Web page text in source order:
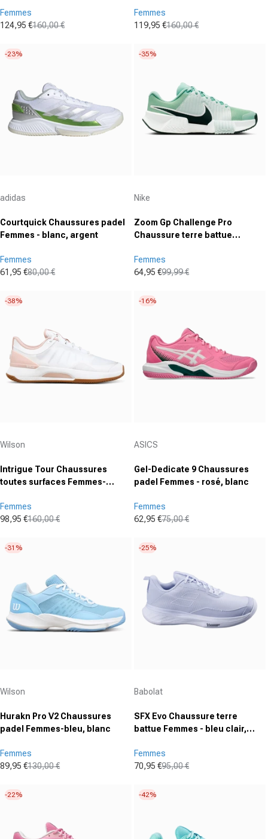
Femmes
Prix promotionnel
124,95 €
Prix normal
160,00 €
Femmes
Prix promotionnel
119,95 €
Prix normal
160,00 €
-23%
adidas
Courtquick Chaussures padel
Femmes - blanc, argent
Femmes
Prix promotionnel
61,95 €
Prix normal
80,00 €
-35%
Nike
Zoom Gp Challenge Pro
Chaussure terre battue
Femmes
Prix promotionnel
64,95 €
Prix normal
99,99 €
-38%
Wilson
Intrigue Tour Chaussures
toutes surfaces Femmes-
Femmes
Prix promotionnel
98,95 €
Prix normal
160,00 €
-16%
ASICS
Gel-Dedicate 9 Chaussures
padel Femmes - rosé, blanc
Femmes
Prix promotionnel
62,95 €
Prix normal
75,00 €
-31%
Wilson
Hurakn Pro V2 Chaussures
padel Femmes-bleu, blanc
Femmes
Prix promotionnel
89,95 €
Prix normal
130,00 €
-25%
Babolat
SFX Evo Chaussure terre
battue Femmes - bleu clair,
Femmes
Prix promotionnel
70,95 €
Prix normal
95,00 €
-22% -42%